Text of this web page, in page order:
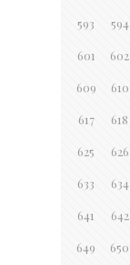
593 594
601 602
609 610
617 618
625 626
633 634
641 642
649 650